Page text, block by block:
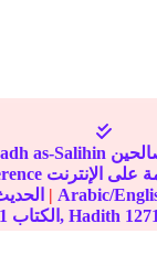
as-Salihin
| Arabic/
الكتاب, Hadith 1271